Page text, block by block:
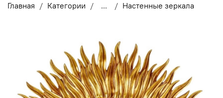
Главная Категории ... Настенные зеркала